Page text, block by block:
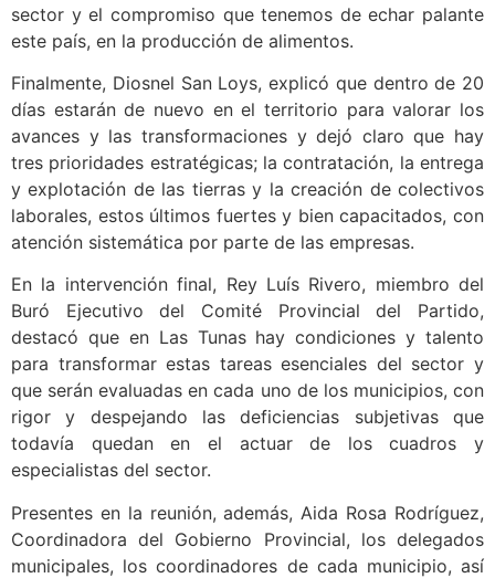
sector y el compromiso que tenemos de echar palante
este país, en la producción de alimentos.
Finalmente, Diosnel San Loys, explicó que dentro de 20
días estarán de nuevo en el territorio para valorar los
avances y las transformaciones y dejó claro que hay
tres prioridades estratégicas; la contratación, la entrega
y explotación de las tierras y la creación de colectivos
laborales, estos últimos fuertes y bien capacitados, con
atención sistemática por parte de las empresas.
En la intervención final, Rey Luís Rivero, miembro del
Buró Ejecutivo del Comité Provincial del Partido,
destacó que en Las Tunas hay condiciones y talento
para transformar estas tareas esenciales del sector y
que serán evaluadas en cada uno de los municipios, con
rigor y despejando las deficiencias subjetivas que
todavía quedan en el actuar de los cuadros y
especialistas del sector.
Presentes en la reunión, además, Aida Rosa Rodríguez,
Coordinadora del Gobierno Provincial, los delegados
municipales, los coordinadores de cada municipio, así